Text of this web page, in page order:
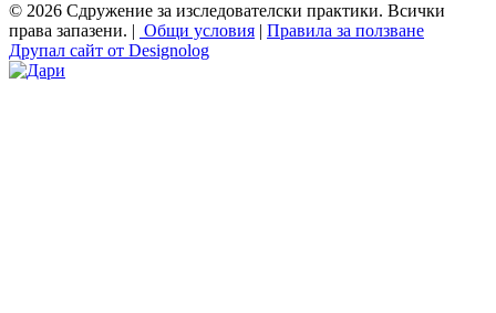
© 2026 Сдружение за изследователски практики. Всички
права запазени. | Общи условия | Правила за ползване
Друпал сайт от Designolog